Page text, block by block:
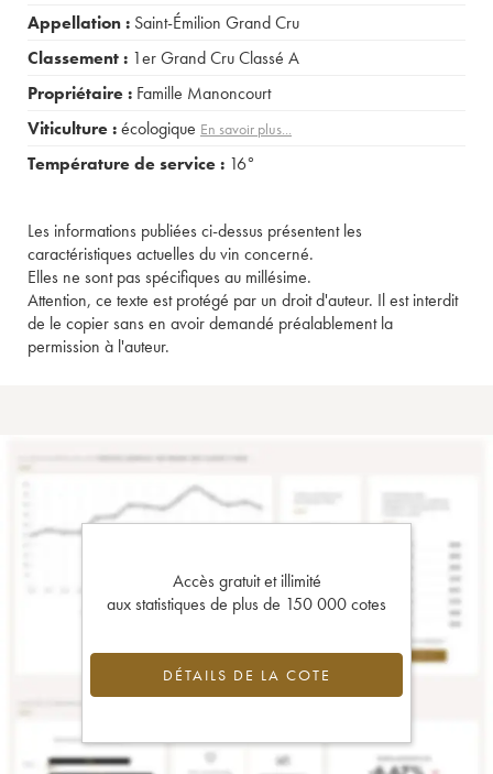
Appellation : Saint-Émilion Grand Cru
Classement : 1er Grand Cru Classé A
Propriétaire : Famille Manoncourt
Viticulture :écologique En savoir plus...
Température de service : 16°
Les informations publiées ci-dessus présentent les
caractéristiques actuelles du vin concerné.
Elles ne sont pas spécifiques au millésime.
Attention, ce texte est protégé par un droit d'auteur. Il est interdit
de le copier sans en avoir demandé préalablement la
permission à l'auteur.
Accès gratuit et illimité
aux statistiques de plus de 150 000 cotes
DÉTAILS DE LA COTE